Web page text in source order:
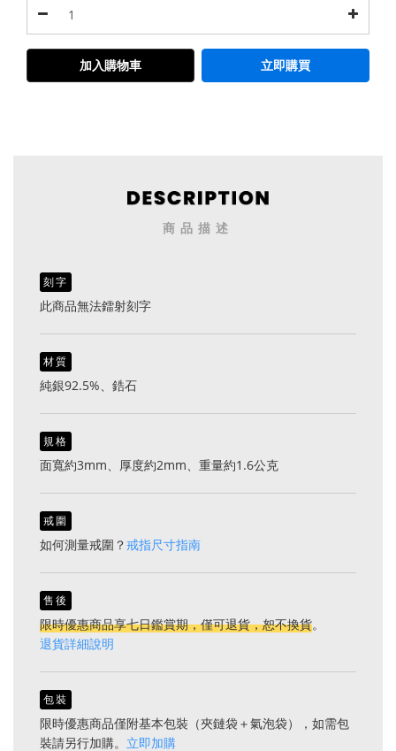
加入購物車 立即購買
商品描述
刻字
此商品無法鐳射刻字
材質
純銀92.5%、鋯石
規格
面寬約3mm、厚度約2mm、重量約1.6公克
戒圍
如何測量戒圍？戒指尺寸指南
售後
限時優惠商品享七日鑑賞期，僅可退貨，恕不換貨。
退貨詳細說明
包裝
限時優惠商品僅附基本包裝（夾鏈袋＋氣泡袋），如需包
裝請另行加購。 立即加購